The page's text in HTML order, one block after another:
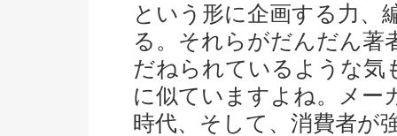
という形に企画する力、
る。それらがだんだん著
だねられているような気
に似ていますよね。メー
時代、そして、消費者が